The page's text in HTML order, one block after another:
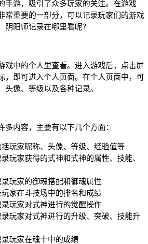
手游，吸引了众多玩家的关注。在游戏
常重要的一部分，可以记录玩家们的游戏
阴阳师记录在哪里看呢？
戏中的个人里查看。进入游戏后，点击屏
，即可进入个人页面。在个人页面中，可
头像、等级以及各种记录。
多内容，主要有以下几个方面：
玩家昵称、头像、等级、经验值等
玩家获得的式神和式神的属性、技能、
玩家的御魂搭配和御魂属性
家在斗技场中的排名和成绩
玩家对式神进行的觉醒操作
玩家对式神进行的升级、突破、技能升
玩家在魂十中的成绩